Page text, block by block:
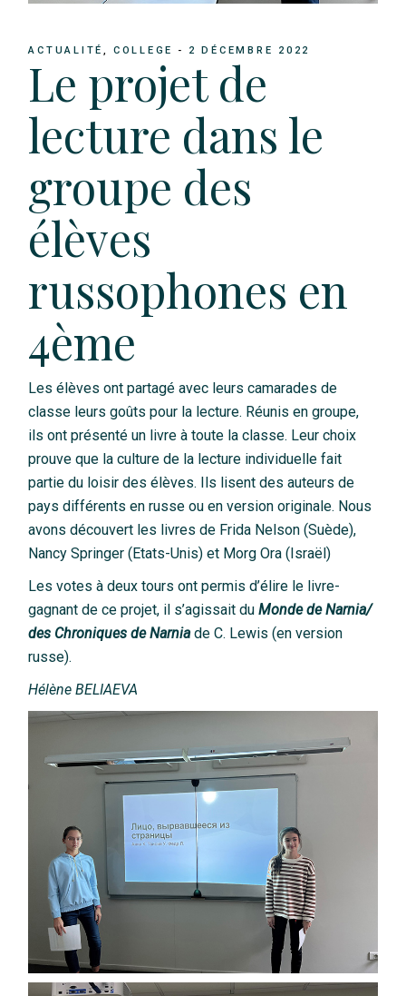
ACTUALITÉ COLLEGE 2 DÉCEMBRE 2022
Le projet de
lecture dans le
groupe des
élèves
russophones en
4ème
Les élèves ont partagé avec leurs camarades de
classe leurs goûts pour la lecture. Réunis en groupe,
ils ont présenté un livre à toute la classe. Leur choix
prouve que la culture de la lecture individuelle fait
partie du loisir des élèves. Ils lisent des auteurs de
pays différents en russe ou en version originale. Nous
avons découvert les livres de Frida Nelson (Suède),
Nancy Springer (Etats-Unis) et Morg Ora (Israël)
Les votes à deux tours ont permis d’élire le livre-
gagnant de ce projet, il s’agissait duMonde de Narnia/
des Chroniques de Narniade C. Lewis (en version
russe).
Hélène BELIAEVA